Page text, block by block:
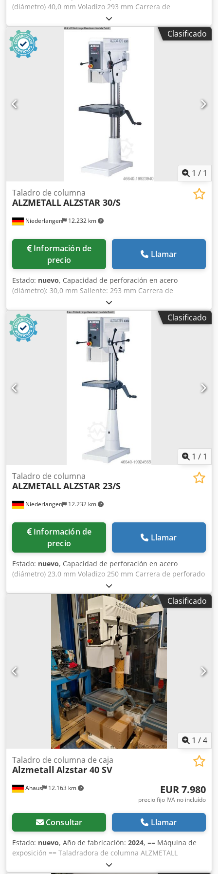
(diámetro) 40,0 mm Voladizo 293 mm Carrera de
perforación 120 mm Cono Morse 3 MK Mesa: 515 x 360
mm Velocidad 160 - 2250 rpm Diámetro de columna 115
mm Avance 0,10 + 0,20 mm/vuelta Dcsdpfsxaakaex Ab Rok
Distancia husillo/mesa 117 / 701 mm Potencia total
requerida 1,45 / 1,90 kW Peso 285 kg Dimensiones L-A-A
500 x 800 x 1840 mm Equipamiento: - avance automático
0,10 + 0,20 mm/vuelta - ajuste de velocidad continuo -
husillo corto MK 3 - pulsador tipo seta (con enclavamiento)
para PARADA DE EMERGENCIA - interruptor de cambio
para giro derecha-izquierda - indicador digital de
velocidad - protección contra sobrecarga de avance -
protector de husillo con seguridad eléctrica - cable de 2 m
con enchufe de 16A - manual de instrucciones en alemán
incluye equipamiento especial: - sistema de refrigeración
Clasificado
1 / 1
Niederlangen 12.232 km
Taladro de columna
ALZMETALLALZSTAR 30/S
Información de
precio
Llamar
Estado: nuevo, Capacidad de perforación en acero
(diámetro): 30,0 mm Saliente: 293 mm Carrera de
perforación: 140 mm Cono Morse: 3 MK Mesa: 515 x 360
mm Velocidad de giro: 225 - 4300 rpm Potencia del motor:
1,0 / 1,6 kW Diámetro de la columna: 115 mm Distancia
husillo/mesa: 132 / 724 mm Peso: 260 kg Altura de la
máquina: 1790 mm Equipamiento: - Interruptor principal
con posibilidad de bloqueo Dcedpjxaa Ufjfx Ab Rek -
Pulsador tipo seta para PARADA DE EMERGENCIA -
Conmutador para giro a la derecha e izquierda - Motor con
protección térmica - Ajuste de velocidad continuo -
Indicador digital de velocidad - Grado de protección IP 54 -
Clase de aislamiento del motor "F" (155°) - Cable de
conexión (sin enchufe, longitud del cable 2 m) - Protector
del husillo con enclavamiento eléctrico - Pintura
estructurada DD color blanco señal RAL9003, PANTONE
Clasificado
1 / 1
Niederlangen 12.232 km
Taladro de columna
ALZMETALLALZSTAR 23/S
Información de
precio
Llamar
Estado: nuevo, Capacidad de perforación en acero
(diámetro) 23,0 mm Voladizo 250 mm Carrera de perforado
100 mm Morse cónico 2 MK Mesa: 370 x 300 mm Velocidad
de giro 225 - 4300 rpm Diámetro de columna 90,0 mm
Distancia husillo/mesa 140 / 670 mm Potencia del motor
0,6 / 0,95 kW Peso 175 kg Altura de la máquina 1770 mm
Equipamiento: - Pulsador seta (con enclavamiento) para
PARADA DE EMERGENCIA - Inversor de giro para sentido
derecho e izquierdo - Interruptor de protección del motor
Dedpoxabwzefx Ab Rjck - Regulación continua de velocidad
- Visualización digital de la velocidad de giro - Grado de
protección IP 54 - Enchufe de conexión (montado de
fábrica, longitud de cable 2 m) - Protector del husillo con
seguridad eléctrica - Pintura: pintura estructurada DD gris
claro RAL 7035, antracita RAL 7016
Clasificado
1 /4
Ahaus 12.163 km
Taladro de columna de caja
Alzmetall Alzstar 40 SV
EUR 7.980
precio fijo IVA no incluído
Consultar Llamar
Estado: nuevo, Año de fabricación: 2024, == Máquina de
exposición == Taladradora de columna ALZMETALL
ALZSTAR 40 SV con sistema de refrigeración B (opción 25)